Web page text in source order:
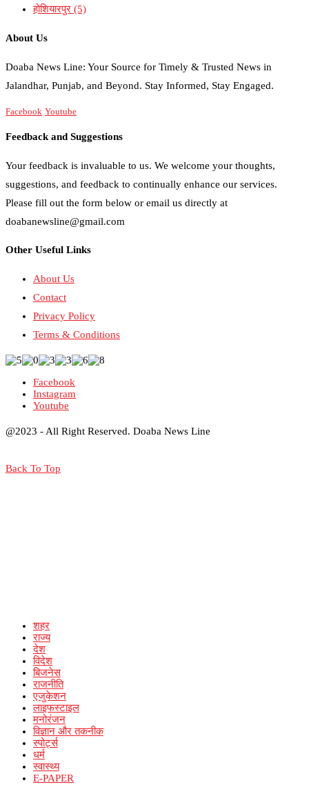
होशियारपुर (5)
About Us
Doaba News Line: Your Source for Timely & Trusted News in
Jalandhar, Punjab, and Beyond. Stay Informed, Stay Engaged.
Facebook Youtube
Feedback and Suggestions
Your feedback is invaluable to us. We welcome your thoughts,
suggestions, and feedback to continually enhance our services.
Please fill out the form below or email us directly at
doabanewsline@gmail.com
Other Useful Links
About Us
Contact
Privacy Policy
Terms & Conditions
Facebook
Instagram
Youtube
@2023 - All Right Reserved. Doaba News Line
Back To Top
शहर
राज्य
देश
विदेश
बिजनेस
राजनीति
एजुकेशन
लाइफस्टाइल
मनोरंजन
विज्ञान और तकनीक
स्पोर्ट्स
धर्म
स्वास्थ्य
E-PAPER